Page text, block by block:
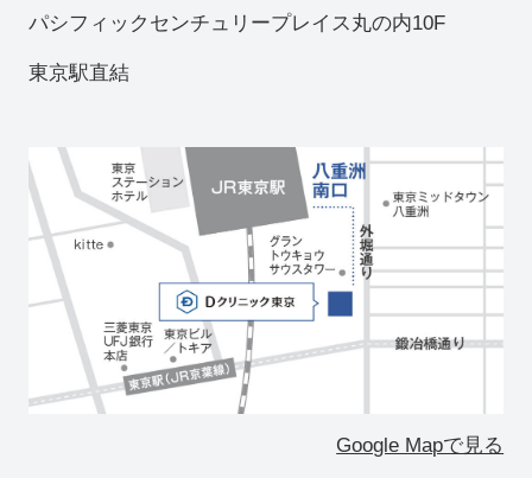
パシフィックセンチュリープレイス丸の内10F
東京駅直結
Google Mapで見る